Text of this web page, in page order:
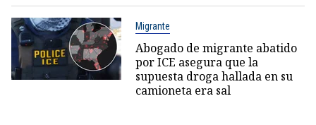
Migrante
Abogado de migrante abatido
por ICE asegura que la
supuesta droga hallada en su
camioneta era sal